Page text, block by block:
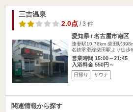
三吉温泉
2.0点/ 3 件
愛知県 / 名古屋市南区
逢妻駅10.76km 柴田駅
名鉄常滑線柴田駅より徒歩
営業時間 15:00～21:45
入浴料金 550円～
日帰り サウナ
関連情報から探す